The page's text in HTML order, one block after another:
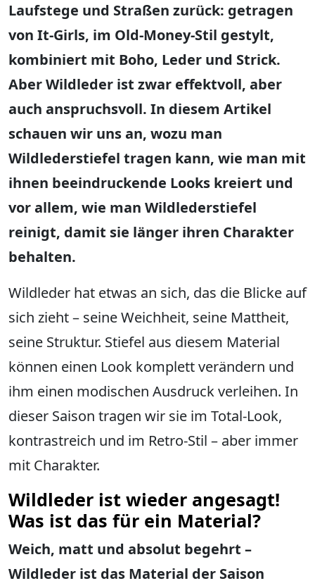
Laufstege und Straßen zurück: getragen
von It-Girls, im Old-Money-Stil gestylt,
kombiniert mit Boho, Leder und Strick.
Aber Wildleder ist zwar effektvoll, aber
auch anspruchsvoll. In diesem Artikel
schauen wir uns an, wozu man
Wildlederstiefel tragen kann, wie man mit
ihnen beeindruckende Looks kreiert und
vor allem, wie man Wildlederstiefel
reinigt, damit sie länger ihren Charakter
behalten.
Wildleder hat etwas an sich, das die Blicke auf
sich zieht – seine Weichheit, seine Mattheit,
seine Struktur. Stiefel aus diesem Material
können einen Look komplett verändern und
ihm einen modischen Ausdruck verleihen. In
dieser Saison tragen wir sie im Total-Look,
kontrastreich und im Retro-Stil – aber immer
mit Charakter.
Wildleder ist wieder angesagt!
Was ist das für ein Material?
Weich, matt und absolut begehrt –
Wildleder ist das Material der Saison